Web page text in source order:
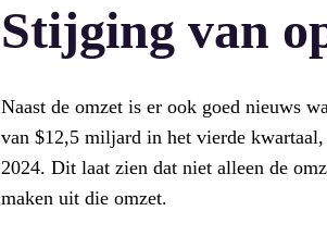
Stijging van
Naast de omzet is er ook goed nieuws
van $12,5 miljard in het vierde
2024. Dit laat zien dat niet alleen de
maken uit die omzet.